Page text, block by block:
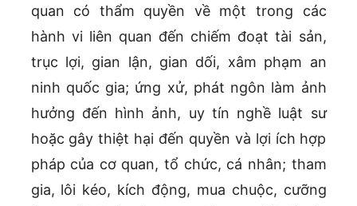
quan có thẩm quyền về một trong các
hành vi liên quan đến chiếm đoạt tài sản,
trục lợi, gian lận, gian dối, xâm phạm an
ninh quốc gia; ứng xử, phát ngôn làm ảnh
hưởng đến hình ảnh, uy tín nghề luật sư
hoặc gây thiệt hại đến quyền và lợi ích hợp
pháp của cơ quan, tổ chức, cá nhân; tham
gia, lôi kéo, kích động, mua chuộc, cưỡng